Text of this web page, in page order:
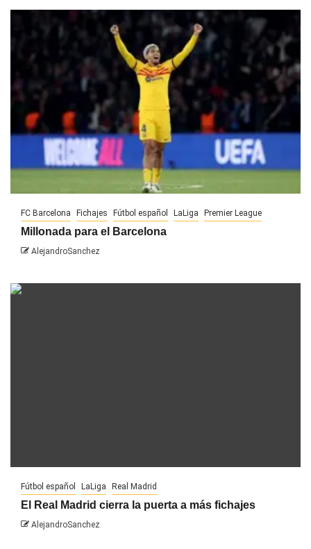
FC Barcelona Fichajes Fútbol español LaLiga Premier League
Millonada para el Barcelona
AlejandroSanchez
Fútbol español LaLiga Real Madrid
El Real Madrid cierra la puerta a más fichajes
AlejandroSanchez